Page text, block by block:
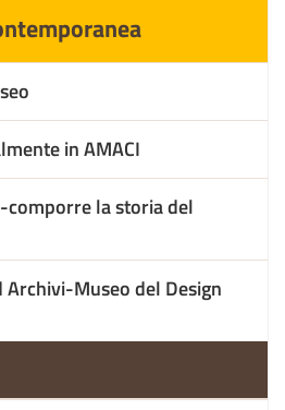
in AMACI
la storia del
Museo del Design